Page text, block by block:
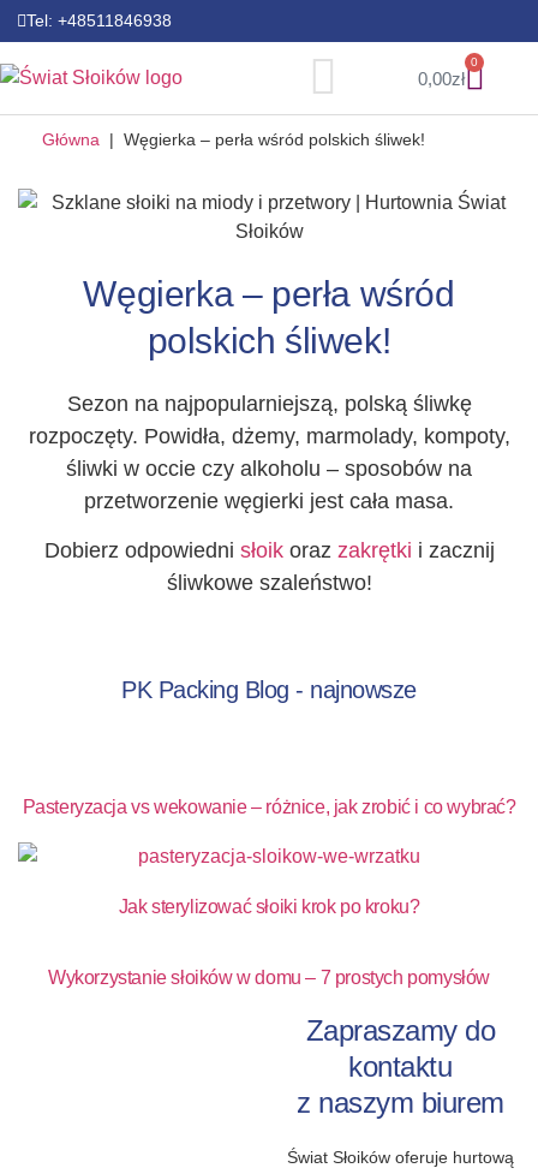
Tel: +48511846938
0,00zł
0
Główna | Węgierka – perła wśród polskich śliwek!
Węgierka – perła wśród
polskich śliwek!
Sezon na najpopularniejszą, polską śliwkę
rozpoczęty. Powidła, dżemy, marmolady, kompoty,
śliwki w occie czy alkoholu – sposobów na
przetworzenie węgierki jest cała masa.
Dobierz odpowiedni słoikoraz zakrętki i zacznij
śliwkowe szaleństwo!
PK Packing Blog - najnowsze
Pasteryzacja vs wekowanie – różnice, jak zrobić i co wybrać?
Jak sterylizować słoiki krok po kroku?
Wykorzystanie słoików w domu – 7 prostych pomysłów
Zapraszamy do
kontaktu
z naszym biurem
Świat Słoików oferuje hurtową